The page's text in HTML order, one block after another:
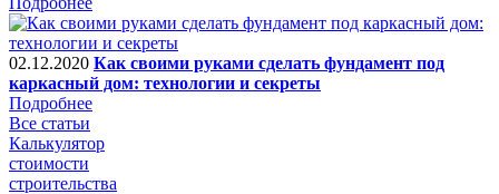
02.12.2020 Как своими руками сделать фундамент под
каркасный дом: технологии и секреты
Подробнее
Все статьи
Калькулятор
стоимости
строительства